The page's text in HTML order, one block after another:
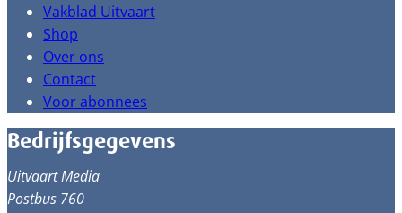
Vakblad Uitvaart
Shop
Over ons
Contact
Voor abonnees
Bedrijfsgegevens
Uitvaart Media
Postbus 760